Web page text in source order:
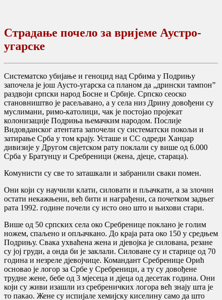
Страдање почело за вријеме Аустро-
угарске
Систематско убијање и геноцид над Србима у Подрињу
започела је још Аусто-угарска са планом да „дрински тампон”
раздвоји српски народ Босне и Србије. Српско сеоско
становништво је расељавано, а у села низ Дрину довођени су
муслимани, римо-католици, чак је постојао пројекат
колонизације Подриња њемачким народом. Послије
Видовданског атентата започели су систематски покољи и
затирање Срба у том крају. Усташе и СС одреди Ханџар
дивизије у Другом свјетском рату поклали су више од 6.000
Срба у Братунцу и Сребреници (жена, дјеце, стараца).
Комунисти су све то заташкали и забранили сваки помен.
Они који су научили клати, силовати и пљачкати, а за злочин
остати некажњени, већ бити и награђени, са почетком задњег
рата 1992. године почели су исто оно што и њихови стари.
Више од 50 српских села око Сребренице поклано је голим
ножем, спаљено и опљачкано. До краја рата око 150 у средњем
Подрињу. Свака ухваћена жена и дјевојка је силована, резане
су јој груди, а онда би је заклали. Силоване су и старице од 70
година и незреле дјевојчице. Командант Сребренице Орић
основао је логор за Србе у Сребреници, а ту су довођене
трудне жене, бебе од 3 мјесеца и дјеца од десетак година. Они
који су живи изашли из сребреничких логора већ знају шта је
то пакао. Жене су испијале хемијску киселину само да што